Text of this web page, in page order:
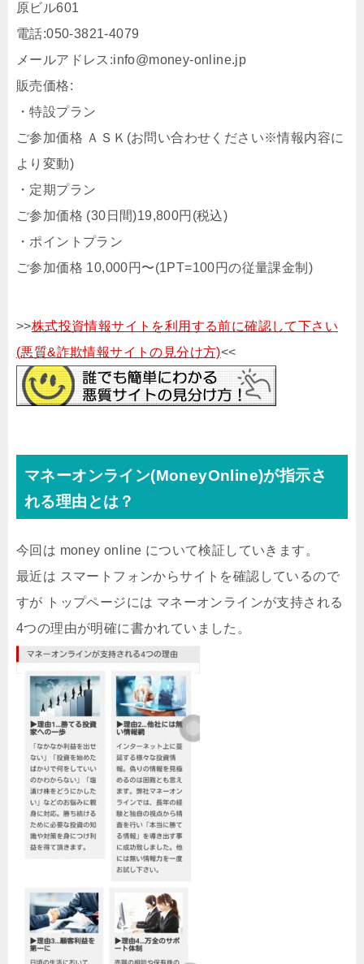
原ビル601
電話:050-3821-4079
メールアドレス:info@money-online.jp
販売価格:
・特設プラン
ご参加価格 ＡＳＫ(お問い合わせください※情報内容に
より変動)
・定期プラン
ご参加価格 (30日間)19,800円(税込)
・ポイントプラン
ご参加価格 10,000円〜(1PT=100円の従量課金制)
>>株式投資情報サイトを利用する前に確認して下さい
(悪質&詐欺情報サイトの見分け方)<<
マネーオンライン(MoneyOnline)が指示さ
れる理由とは？
今回は money online について検証していきます。
最近は スマートフォンからサイトを確認しているので
すが トップページには マネーオンラインが支持される
4つの理由が明確に書かれていました。